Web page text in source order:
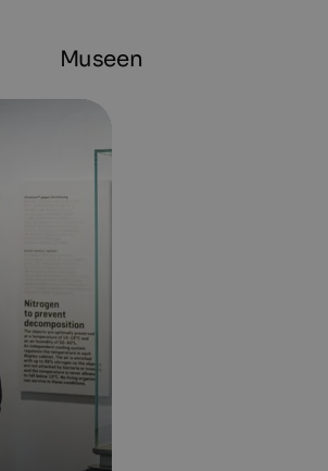
Museen